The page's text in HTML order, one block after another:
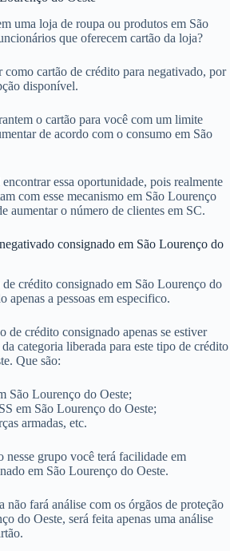
uma loja de roupa ou produtos em São
que oferecem cartão da loja?
como cartão de crédito para negativado, por
disponível.
o cartão para você com um limite
de acordo com o consumo em São
essa oportunidade, pois realmente
com esse mecanismo em São Lourenço
aumentar o número de clientes em SC.
consignado em São Lourenço do
crédito consignado em São Lourenço do
apenas a pessoas em especifico.
de crédito consignado apenas se estiver
categoria liberada para este tipo de crédito
Que são:
São Lourenço do Oeste;
em São Lourenço do Oeste;
armadas, etc.
nesse grupo você terá facilidade em
em São Lourenço do Oeste.
não fará análise com os órgãos de proteção
do Oeste, será feita apenas uma análise